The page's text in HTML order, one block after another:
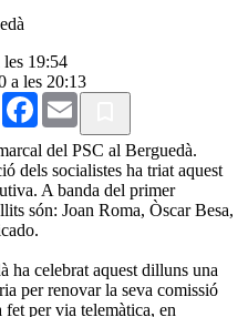
les 19:54
a les 20:13
LinkedInFacebook
Email
del PSC al Berguedà.
dels socialistes ha triat aquest
A banda del primer
són: Joan Roma, Òscar Besa,
ha celebrat aquest dilluns una
per renovar la seva comissió
per via telemàtica, en